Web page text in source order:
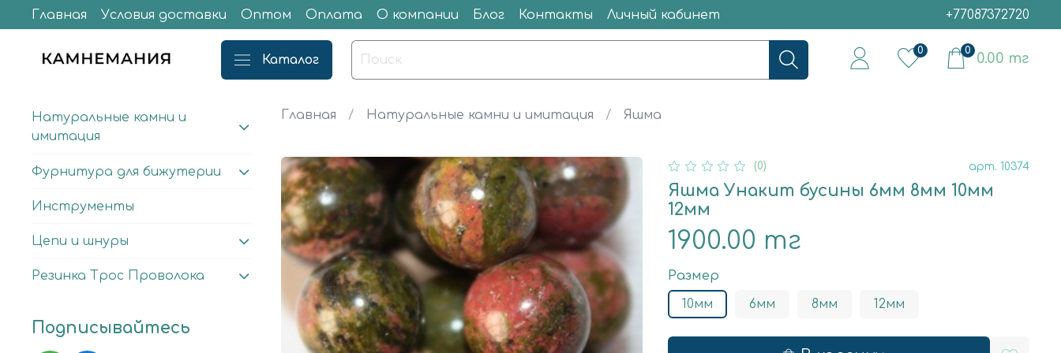
Главная Условия доставки Оптом Оплата О компании Блог Контакты Личный кабинет +77087372720
Каталог
0 0 0.00 тг
Главная Натуральные камни и имитация Яшма
(0) арт. 10374
Яшма Унакит бусины 6мм 8мм 10мм
12мм
1900.00 тг
Размер
10мм
6мм 8мм 12мм
Натуральные камни и
имитация
Фурнитура для бижутерии
Инструменты
Цепи и шнуры
Резинка Трос Проволока
Подписывайтесь